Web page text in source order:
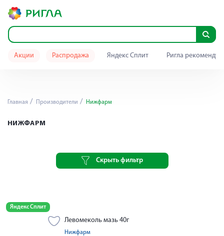
Акции Распродажа Яндекс Сплит Ригла
Главная Производители Нижфарм
НИЖФАРМ
Скрыть фильтр
Яндекс Сплит
Левомеколь мазь 40г
Нижфарм